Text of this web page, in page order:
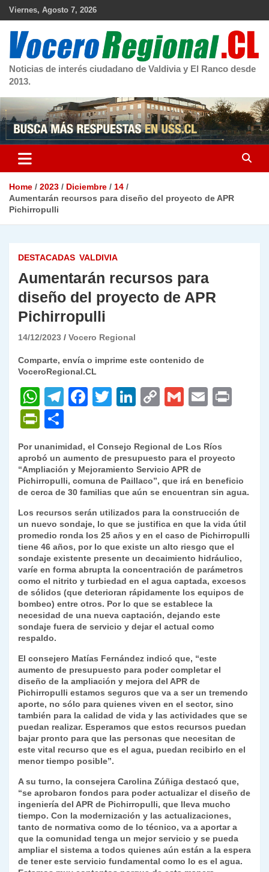
Skip
Viernes, Agosto 7, 2026
Noticias de interés ciudadano de Valdivia y El Ranco desde
2013.
Home 2023 Diciembre
14
Aumentarán recursos para diseño del proyecto de APR
Pichirropulli
DESTACADAS VALDIVIA
Aumentarán recursos para
diseño del proyecto de APR
Pichirropulli
14/12/2023 Vocero Regional
Comparte, envía o imprime este contenido de
VoceroRegional.CL
W
h
at
s
A
p
p
T
gr
a
m
F
e
b
o
o
k
T
er
Li
e
dI
n
C
y
Li
n
k
G
l
E
l
P
nt
Fr
ie
n
dl
y
o
m
p
ar
tir
Por unanimidad, el Consejo Regional de Los Ríos
aprobó un aumento de presupuesto para el proyecto
“Ampliación y Mejoramiento Servicio APR de
Pichirropulli, comuna de Paillaco”, que irá en beneficio
de cerca de 30 familias que aún se encuentran sin agua.
Los recursos serán utilizados para la construcción de
un nuevo sondaje, lo que se justifica en que la vida útil
promedio ronda los 25 años y en el caso de Pichirropulli
tiene 46 años, por lo que existe un alto riesgo que el
sondaje existente presente un decaimiento hidráulico,
varíe en forma abrupta la concentración de parámetros
como el nitrito y turbiedad en el agua captada, excesos
de sólidos (que deterioran rápidamente los equipos de
bombeo) entre otros. Por lo que se establece la
necesidad de una nueva captación, dejando este
sondaje fuera de servicio y dejar el actual como
respaldo.
El consejero Matías Fernández indicó que, “este
aumento de presupuesto para poder completar el
diseño de la ampliación y mejora del APR de
Pichirropulli estamos seguros que va a ser un tremendo
aporte, no sólo para quienes viven en el sector, sino
también para la calidad de vida y las actividades que se
puedan realizar. Esperamos que estos recursos puedan
bajar pronto para que las personas que necesitan de
este vital recurso que es el agua, puedan recibirlo en el
menor tiempo posible”.
A su turno, la consejera Carolina Zúñiga destacó que,
“se aprobaron fondos para poder actualizar el diseño de
ingeniería del APR de Pichirropulli, que lleva mucho
tiempo. Con la modernización y las actualizaciones,
tanto de normativa como de lo técnico, va a aportar a
que la comunidad tenga un mejor servicio y se pueda
ampliar el sistema a todos quienes aún están a la espera
de tener este servicio fundamental como lo es el agua.